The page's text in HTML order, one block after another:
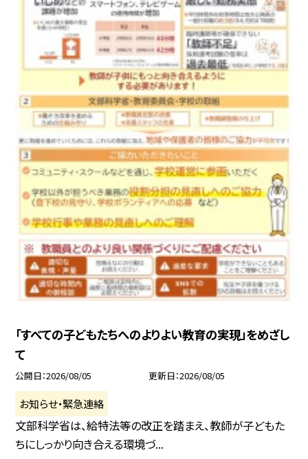
「すべての子どもたちへのよりよい教育の実現」をめざし
て
公開日 2026/08/05 更新日 2026/08/05
お知らせ・緊急連絡
文部科学省は、給特法等の改正を踏まえ、教師が子どもた
ちにしっかり向き合える環境づ...